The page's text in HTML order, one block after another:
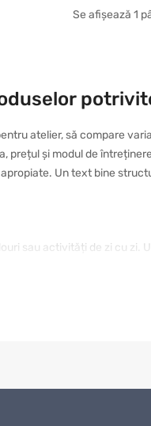
Se afișează 1
atelier, să compare
prețul și modul de
Un text bine
sau activități de zi cu zi.